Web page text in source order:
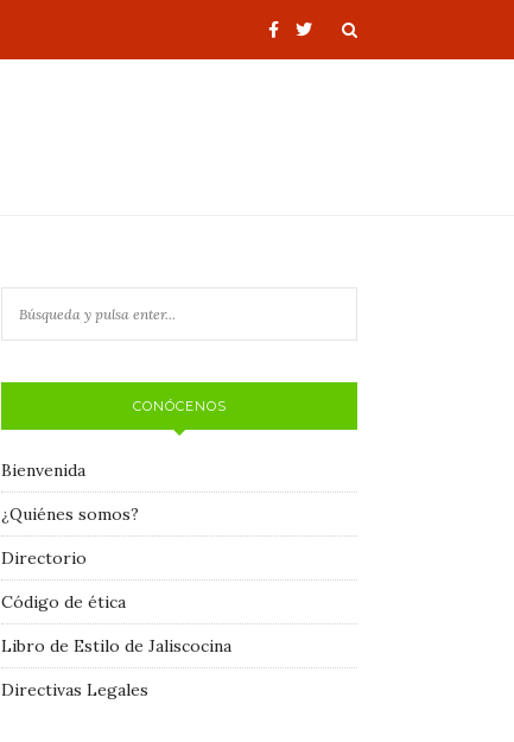
CONÓCENOS
Bienvenida
¿Quiénes somos?
Directorio
Código de ética
Libro de Estilo de Jaliscocina
Directivas Legales